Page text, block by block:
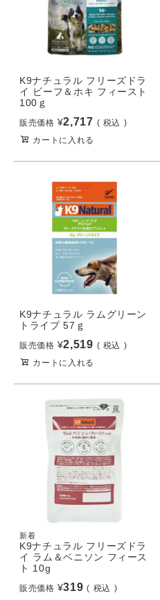
K9ナチュラル フリーズドラ
イ ビーフ＆ホキ フィースト
100ｇ
販売価格 ¥2,717
税込
カートに入れる
K9ナチュラル ラムグリーン
トライプ 57ｇ
販売価格 ¥2,519
税込
カートに入れる
新着
K9ナチュラル フリーズドラ
イ ラム＆ベニソン フィース
ト 10g
販売価格 ¥319
税込